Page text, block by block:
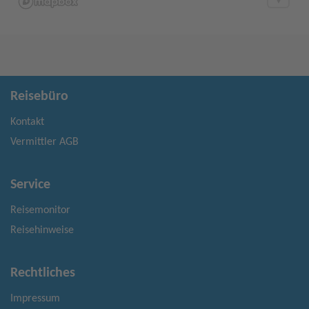
Reisebüro
Kontakt
Vermittler AGB
Service
Reisemonitor
Reisehinweise
Rechtliches
Impressum